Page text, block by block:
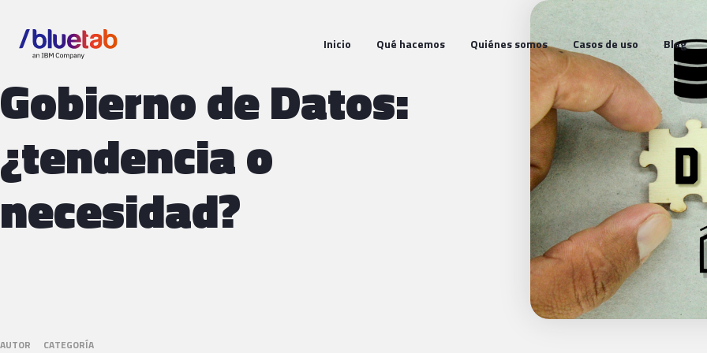
Inicio Qué hacemos Quiénes somos Casos de uso Blog
Gobierno de Datos:
¿tendencia o
necesidad?
AUTOR CATEGORÍA